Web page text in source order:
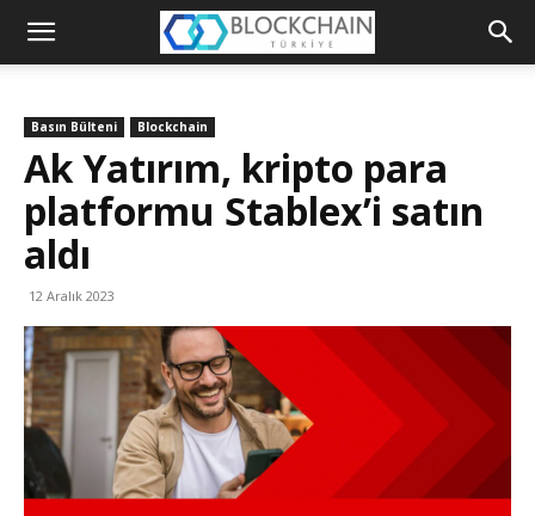
Blockchain
Platformu
Basın Bülteni Blockchain
Ak Yatırım, kripto para
platformu Stablex’i satın
aldı
12 Aralık 2023